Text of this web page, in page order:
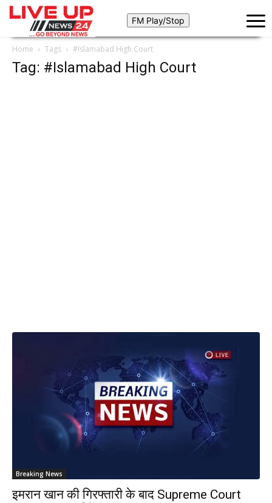
Home Tags #Islamabad High Court
Tag: #Islamabad High Court
Breaking News
इमरान खान की गिरफ्तारी के बाद Supreme Court